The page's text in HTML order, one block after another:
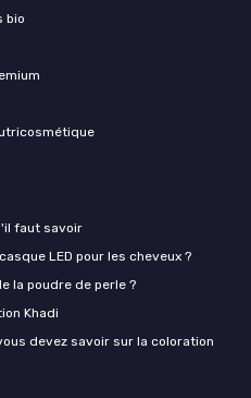
bio
faut savoir
LED pour les cheveux ?
la poudre de perle ?
Khadi
devez savoir sur la coloration